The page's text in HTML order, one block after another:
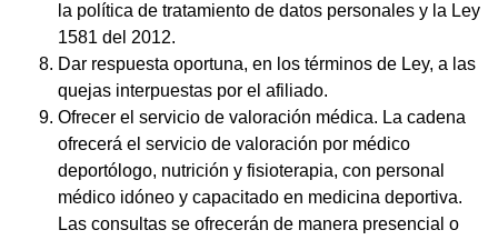
la política de tratamiento de datos personales y la Ley
1581 del 2012.
Dar respuesta oportuna, en los términos de Ley, a las
quejas interpuestas por el afiliado.
Ofrecer el servicio de valoración médica. La cadena
ofrecerá el servicio de valoración por médico
deportólogo, nutrición y fisioterapia, con personal
médico idóneo y capacitado en medicina deportiva.
Las consultas se ofrecerán de manera presencial o